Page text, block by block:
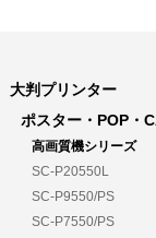
大判プリンター
ポスター・POP・
高画質機シリーズ
SC-P20550L
SC-P9550/PS
SC-P7550/PS